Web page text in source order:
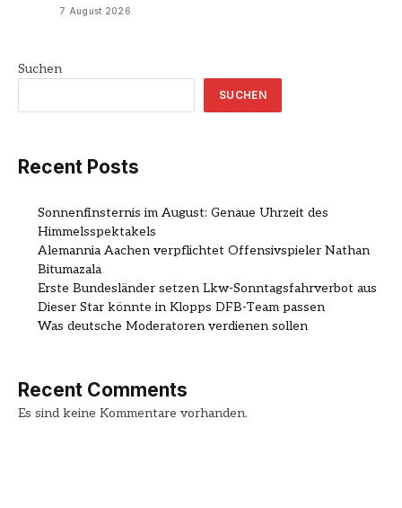
7 August 2026
Suchen
SUCHEN
Recent Posts
Sonnenfinsternis im August: Genaue Uhrzeit des
Himmelsspektakels
Alemannia Aachen verpflichtet Offensivspieler Nathan
Bitumazala
Erste Bundesländer setzen Lkw-Sonntagsfahrverbot aus
Dieser Star könnte in Klopps DFB-Team passen
Was deutsche Moderatoren verdienen sollen
Recent Comments
Es sind keine Kommentare vorhanden.